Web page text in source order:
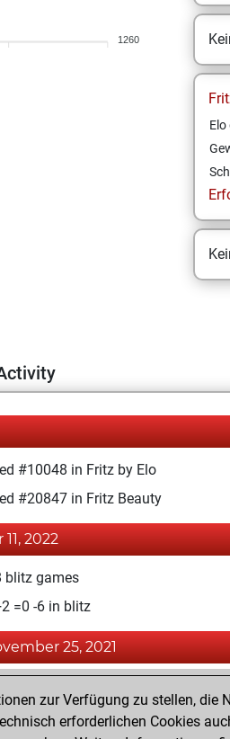
1260
Elo
#10048 in Fritz by Elo
#20847 in Fritz Beauty
2022
blitz games
=0 -6 in blitz
25, 2021
a new Elo of 1598
zur Verfügung zu stellen, die
erforderlichen Cookies